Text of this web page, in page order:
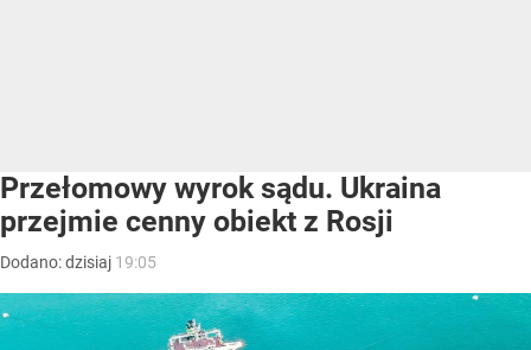
Przełomowy wyrok sądu. Ukraina
przejmie cenny obiekt z Rosji
Dodano:dzisiaj 19:05